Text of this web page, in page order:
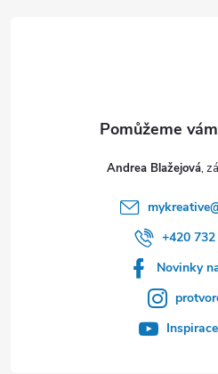
Andrea Blažejová
mykreative
+420
Novinky